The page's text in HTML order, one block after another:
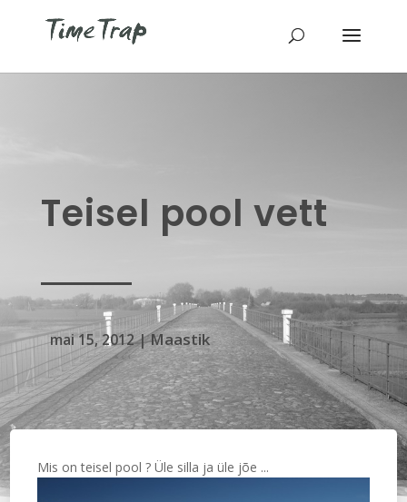
Teisel pool vett
mai 15, 2012|Maastik
Mis on teisel pool ? Üle silla ja üle jõe ...